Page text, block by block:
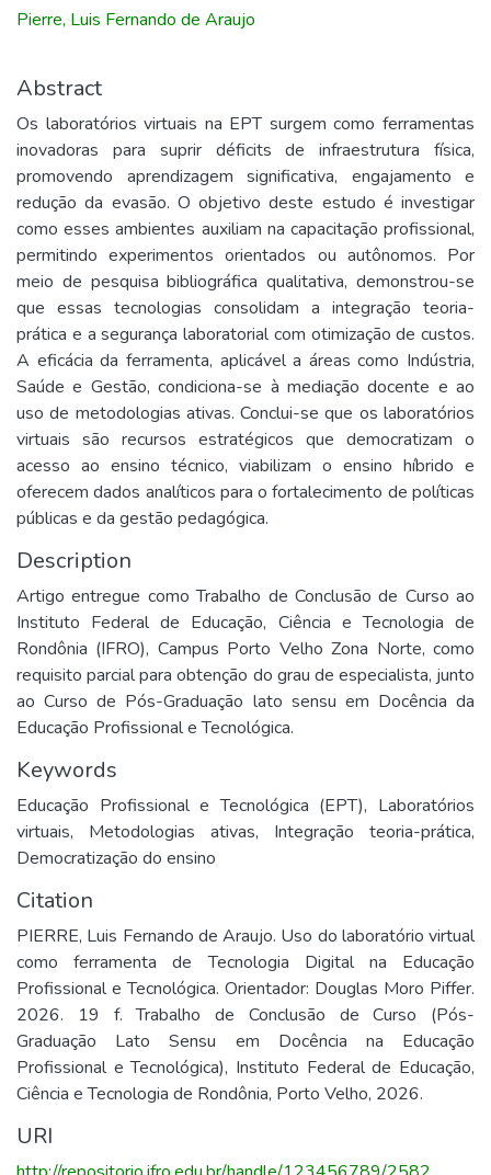
Pierre, Luis Fernando de Araujo
Abstract
Os laboratórios virtuais na EPT surgem como ferramentas
inovadoras para suprir déficits de infraestrutura física,
promovendo aprendizagem significativa, engajamento e
redução da evasão. O objetivo deste estudo é investigar
como esses ambientes auxiliam na capacitação profissional,
permitindo experimentos orientados ou autônomos. Por
meio de pesquisa bibliográfica qualitativa, demonstrou-se
que essas tecnologias consolidam a integração teoria-
prática e a segurança laboratorial com otimização de custos.
A eficácia da ferramenta, aplicável a áreas como Indústria,
Saúde e Gestão, condiciona-se à mediação docente e ao
uso de metodologias ativas. Conclui-se que os laboratórios
virtuais são recursos estratégicos que democratizam o
acesso ao ensino técnico, viabilizam o ensino híbrido e
oferecem dados analíticos para o fortalecimento de políticas
públicas e da gestão pedagógica.
Description
Artigo entregue como Trabalho de Conclusão de Curso ao
Instituto Federal de Educação, Ciência e Tecnologia de
Rondônia (IFRO), Campus Porto Velho Zona Norte, como
requisito parcial para obtenção do grau de especialista, junto
ao Curso de Pós-Graduação lato sensu em Docência da
Educação Profissional e Tecnológica.
Keywords
Educação Profissional e Tecnológica (EPT), Laboratórios
virtuais, Metodologias ativas, Integração teoria-prática,
Democratização do ensino
Citation
PIERRE, Luis Fernando de Araujo. Uso do laboratório virtual
como ferramenta de Tecnologia Digital na Educação
Profissional e Tecnológica. Orientador: Douglas Moro Piffer.
2026. 19 f. Trabalho de Conclusão de Curso (Pós-
Graduação Lato Sensu em Docência na Educação
Profissional e Tecnológica), Instituto Federal de Educação,
Ciência e Tecnologia de Rondônia, Porto Velho, 2026.
URI